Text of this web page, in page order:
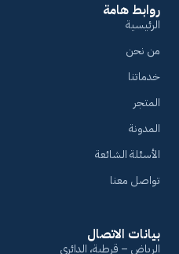
روابط هامة
الرئيسية
من نحن
خدماتنا
المتجر
المدونة
الأسئلة الشائعة
تواصل معنا
بيانات الاتصال
الرياض – قرطبة، الدائري